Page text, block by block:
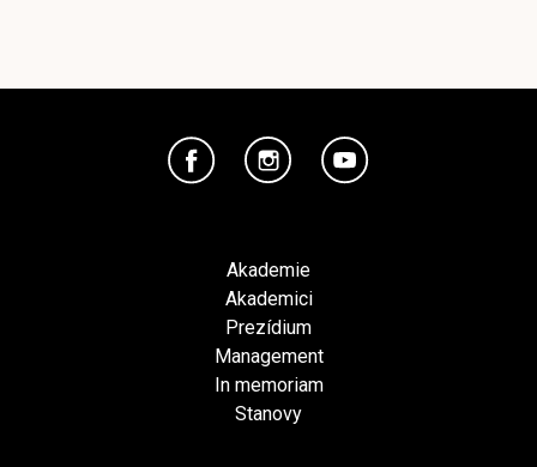
Akademie
Akademici
Prezídium
Management
In memoriam
Stanovy